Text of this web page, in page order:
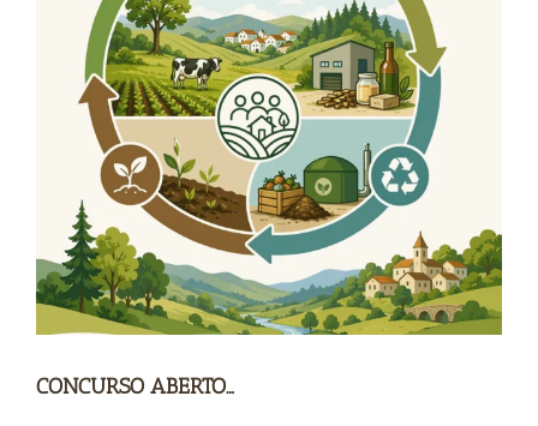
CONCURSO ABERTO…